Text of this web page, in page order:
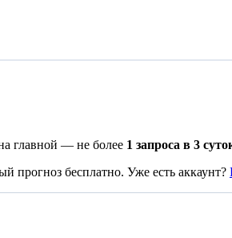
главной — не более 1 запроса в 3
прогноз бесплатно. Уже есть аккаунт?